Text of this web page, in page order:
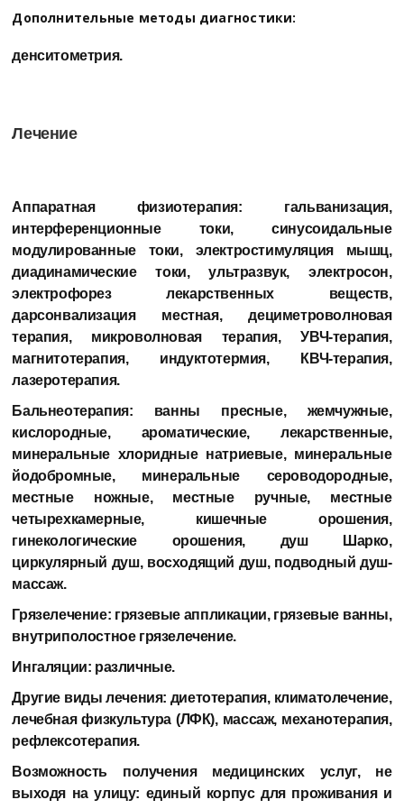
Дополнительные методы диагностики:
денситометрия.
Лечение
Аппаратная физиотерапия: гальванизация,
интерференционные токи, синусоидальные
модулированные токи, электростимуляция мышц,
диадинамические токи, ультразвук, электросон,
электрофорез лекарственных веществ,
дарсонвализация местная, дециметроволновая
терапия, микроволновая терапия, УВЧ-терапия,
магнитотерапия, индуктотермия, КВЧ-терапия,
лазеротерапия.
Бальнеотерапия: ванны пресные, жемчужные,
кислородные, ароматические, лекарственные,
минеральные хлоридные натриевые, минеральные
йодобромные, минеральные сероводородные,
местные ножные, местные ручные, местные
четырехкамерные, кишечные орошения,
гинекологические орошения, душ Шарко,
циркулярный душ, восходящий душ, подводный душ-
массаж.
Грязелечение: грязевые аппликации, грязевые ванны,
внутриполостное грязелечение.
Ингаляции: различные.
Другие виды лечения: диетотерапия, климатолечение,
лечебная физкультура (ЛФК), массаж, механотерапия,
рефлексотерапия.
Возможность получения медицинских услуг, не
выходя на улицу: единый корпус для проживания и